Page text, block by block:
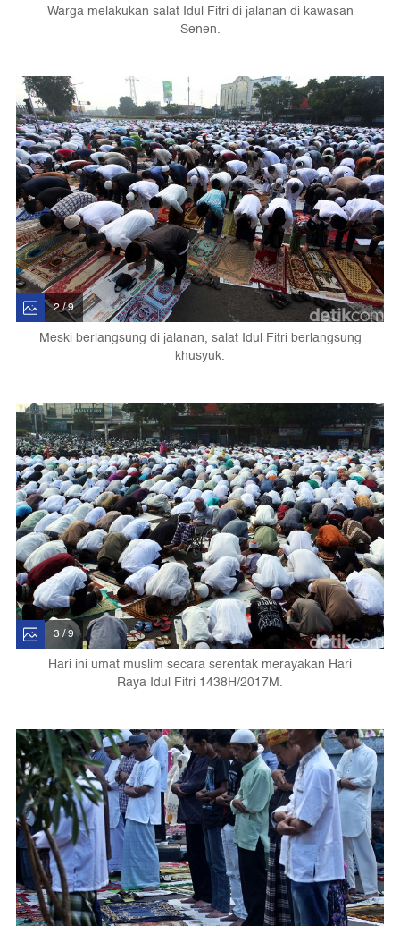
Warga melakukan salat Idul Fitri di jalanan di kawasan
Senen.
2 / 9
Meski berlangsung di jalanan, salat Idul Fitri berlangsung
khusyuk.
3 / 9
Hari ini umat muslim secara serentak merayakan Hari
Raya Idul Fitri 1438H/2017M.